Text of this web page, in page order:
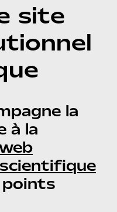
site
la
à la
points